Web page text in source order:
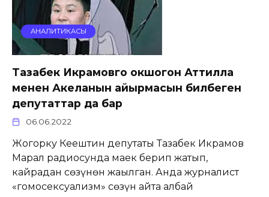
АНАЛИТИКАСЫ
Тазабек Икрамовго окшогон Аттилла
менен Акеланын айырмасын билбеген
депутаттар да бар
06.06.2022
Жогорку Кеңештин депутаты Тазабек Икрамов
Марал радиосунда маек берип жатып,
кайрадан сөзүнөн жаңылган. Анда журналист
«гомосексуализм» сөзүн айта албай